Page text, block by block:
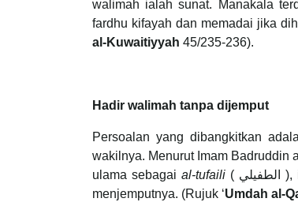
walimah ialah sunat. Manakala
fardhu kifayah dan memadai jika
al-Kuwaitiyyah 45/235-236).
Hadir walimah tanpa dijemput
Persoalan yang dibangkitkan
wakilnya. Menurut Imam Badruddin
ulama sebagaial-tufaili ( الطفيلي ), iaitu mereka yang datang ke majlis atau perkumpulan manusia tanpa mereka
menjemputnya. (Rujuk ‘Umdah al-